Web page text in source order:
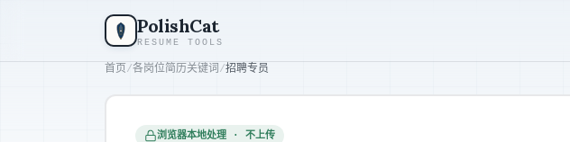
PolishCat
RESUME TOOLS
首页/各岗位简历关键词 /招聘专员
浏览器本地处理 · 不上传